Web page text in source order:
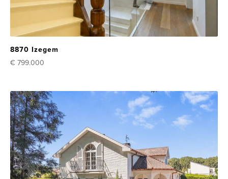
8870 Izegem
€ 799.000